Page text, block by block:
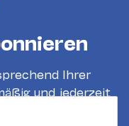
Ihrer
und jederzeit
zu Ihrem